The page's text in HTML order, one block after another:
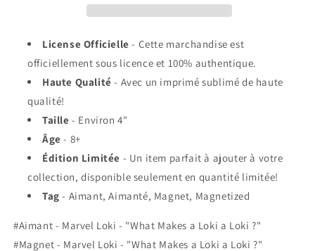
Makes
Loki
a
Loki
&quot;
Makes
Loki
a
?
License Officielle - Cette marchandise est
officiellement sous licence et 100% authentique.
Haute Qualité - Avec un imprimé sublimé de haute
qualité!
Taille - Environ 4"
Âge - 8+
Édition Limitée - Un item parfait à ajouter à votre
collection, disponible seulement en quantité limitée!
Tag - Aimant, Aimanté, Magnet, Magnetized
#Aimant - Marvel Loki - "What Makes a Loki a Loki ?"
#Magnet - Marvel Loki - "What Makes a Loki a Loki ?"